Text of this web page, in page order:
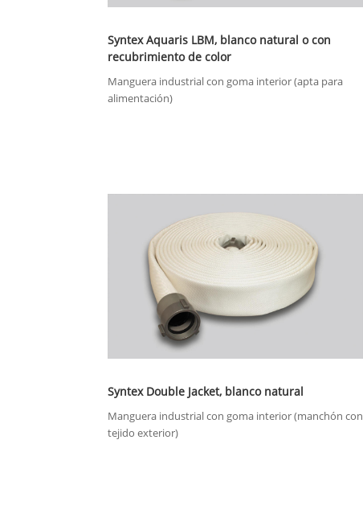
Syntex Aquaris LBM, blanco natural o con
recubrimiento de color
Manguera industrial con goma interior (apta para
alimentación)
Syntex Double Jacket, blanco natural
Manguera industrial con goma interior (manchón con
tejido exterior)